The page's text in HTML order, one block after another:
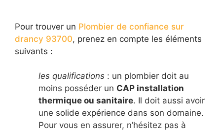
Pour trouver un Plombier de confiance sur
drancy 93700, prenez en compte les éléments
suivants :
les qualifications : un plombier doit au
moins posséder un CAP installation
thermique ou sanitaire. Il doit aussi avoir
une solide expérience dans son domaine.
Pour vous en assurer, n’hésitez pas à